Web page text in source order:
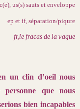
us(s) sauts et enveloppe
ep et if, séparation/piqure
fr,le fracas de la vague
un clin d’oeil nous
personne que nous
bien incapables